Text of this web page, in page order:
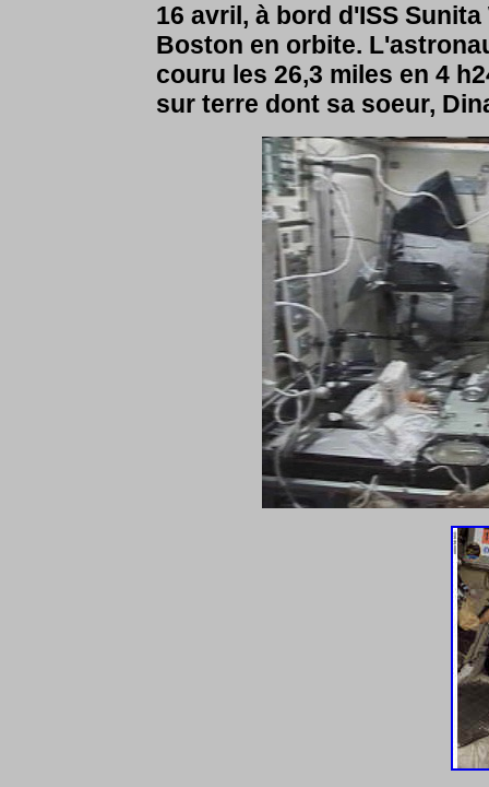
16 avril, à bord d'ISS
Boston en orbite.
couru les 26,3 miles en 4
sur terre dont sa soeur,